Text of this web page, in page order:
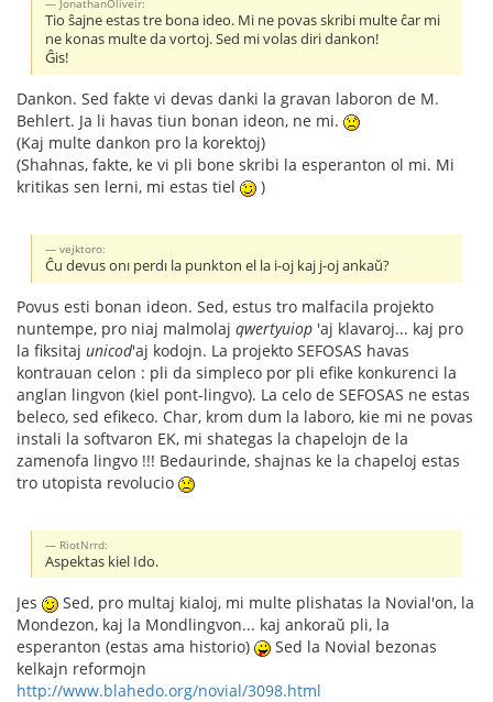
JonathanOliveir:
Tio ŝajne estas tre bona ideo. Mi ne povas skribi multe ĉar mi
ne konas multe da vortoj. Sed mi volas diri dankon!
Ĝis!
Dankon. Sed fakte vi devas danki la gravan laboron de M.
Behlert. Ja li havas tiun bonan ideon, ne mi.
(Kaj multe dankon pro la korektoj)
(Shahnas, fakte, ke vi pli bone skribi la esperanton ol mi. Mi
kritikas sen lerni, mi estas tiel
)
vejktoro:
Ĉu devus onı perdı la punkton el la i-oj kaj j-oj ankaŭ?
Povus esti bonan ideon. Sed, estus tro malfacila projekto
nuntempe, pro niaj malmolaj qwertyuiop 'aj klavaroj... kaj pro
la fiksitaj unicod'aj kodojn. La projekto SEFOSAS havas
kontrauan celon : pli da simpleco por pli efike konkurenci la
anglan lingvon (kiel pont-lingvo). La celo de SEFOSAS ne estas
beleco, sed efikeco. Char, krom dum la laboro, kie mi ne povas
instali la softvaron EK, mi shategas la chapelojn de la
zamenofa lingvo !!! Bedaurinde, shajnas ke la chapeloj estas
tro utopista revolucio
RiotNrrd:
Aspektas kiel Ido.
Jes
Sed, pro multaj kialoj, mi multe plishatas la Novial'on, la
Mondezon, kaj la Mondlingvon... kaj ankoraŭ pli, la
esperanton (estas ama historio)
Sed la Novial bezonas
kelkajn reformojn
http://www.blahedo.org/novial/3098.html